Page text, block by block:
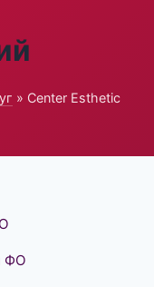
» Center Esthetic
ФО